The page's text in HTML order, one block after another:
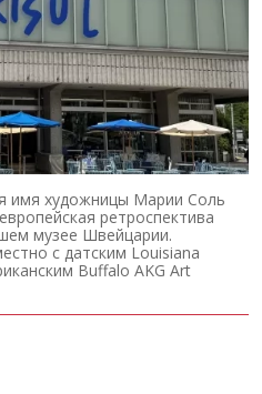
имя художницы Марии Соль
ретроспектива
музее Швейцарии.
с датским Louisiana
Buffalo AKG Art